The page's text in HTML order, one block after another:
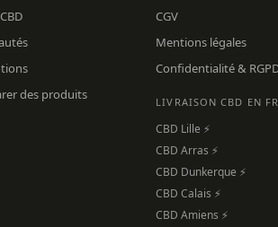
des produits
CGV
Mentions légales
Confidentialité &
LIVRAISON CBD EN
CBD Lille ⚡
CBD Arras ⚡
CBD Dunkerque ⚡
CBD Calais ⚡
CBD Amiens ⚡